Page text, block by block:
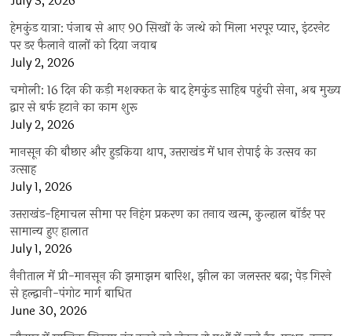
हेमकुंड यात्रा: पंजाब से आए 90 सिखों के जत्थे को मिला भरपूर प्यार, इंटरनेट
पर डर फैलाने वालों को दिया जवाब
July 2, 2026
चमोली: 16 दिन की कड़ी मशक्कत के बाद हेमकुंड साहिब पहुंची सेना, अब मुख्य
द्वार से बर्फ हटाने का काम शुरू
July 2, 2026
मानसून की बौछार और हुड़किया थाप, उत्तराखंड में धान रोपाई के उत्सव का
उत्साह
July 1, 2026
उत्तराखंड-हिमाचल सीमा पर निहंग प्रकरण का तनाव खत्म, कुल्हाल बॉर्डर पर
सामान्य हुए हालात
July 1, 2026
नैनीताल में प्री-मानसून की झमाझम बारिश, झील का जलस्तर बढ़ा; पेड़ गिरने
से हल्द्वानी-पंगोट मार्ग बाधित
June 30, 2026